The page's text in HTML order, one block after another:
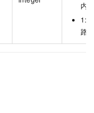
内
1:
路